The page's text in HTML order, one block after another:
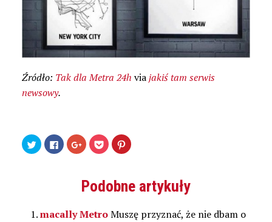
Źródło: Tak dla Metra 24h viajakiś tam serwis
newsowy.
Udostępnij
na
Twitterze(Otwiera
Kliknij,
aby
udostępnić
nowym
Kliknij,
aby
udostępnić
(Otwiera
się
w
Kliknij
by
udostępnić
Pocket(Otwiera
się
w
Udostępniej
na
oknie)
Podobne artykuły
macally MetroMuszę przyznać, że nie dbam o